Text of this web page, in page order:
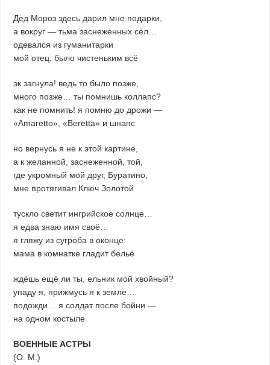
Дед Мороз здесь дарил мне подарки,
а вокруг — тьма заснеженных сёл…
одевался из гуманитарки
мой отец: было чистеньким всё
эк загнула! ведь то было позже,
много позже… ты помнишь коллапс?
как не помнить! я помню до дрожи —
«Аmaretto», «Beretta» и шнапс
но вернусь я не к этой картине,
а к желанной, заснеженной, той,
где укромный мой друг, Буратино,
мне протягивал Ключ Золотой
тускло светит ингрийское солнце…
я едва знаю имя своё…
я гляжу из сугроба в оконце:
мама в комнатке гладит бельё
ждёшь ещё ли ты, ельник мой хвойный?
упаду я, прижмусь я к земле…
подожди… я солдат после бойни —
на одном костыле
ВОЕННЫЕ АСТРЫ
(О. М.)